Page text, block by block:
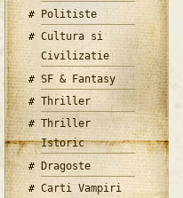
Politiste
Cultura si
Civilizatie
SF & Fantasy
Thriller
Thriller
Istoric
Dragoste
Carti Vampiri